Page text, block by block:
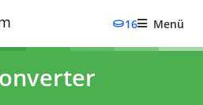
16 Menü